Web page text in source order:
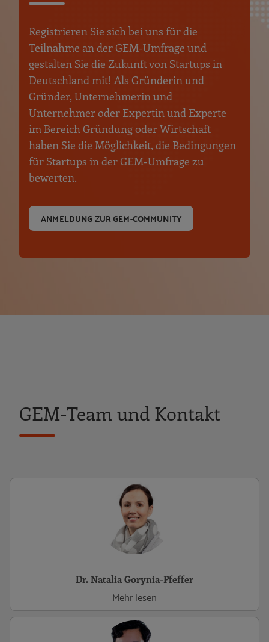
Registrieren Sie sich bei uns für die
Teilnahme an der GEM-Umfrage und
gestalten Sie die Zukunft von Startups in
Deutschland mit! Als Gründerin und
Gründer, Unternehmerin und
Unternehmer oder Expertin und Experte
im Bereich Gründung oder Wirtschaft
haben Sie die Möglichkeit, die Bedingungen
für Startups in der GEM-Umfrage zu
bewerten.
ANMELDUNG ZUR GEM-COMMUNITY
GEM-Team und Kontakt
Dr. Natalia Gorynia-Pfeffer
Mehr lesen